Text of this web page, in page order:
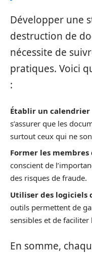
Développer une
destruction de
nécessite de
pratiques. Voici
:
Établir un
s’assurer que les
surtout ceux qui ne
Former les
conscient de
des risques de fraude.
Utiliser des logiciels
outils permettent de
sensibles et de
En somme,